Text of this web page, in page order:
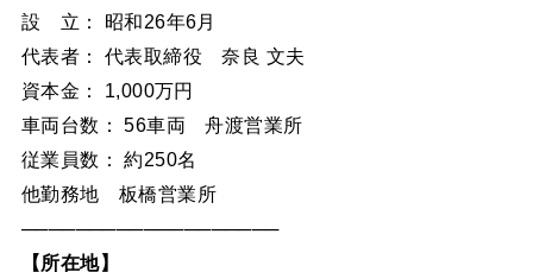
設 立： 昭和26年6月
代表者： 代表取締役 奈良 文夫
資本金： 1,000万円
車両台数： 56車両 舟渡営業所
従業員数： 約250名
他勤務地 板橋営業所
───────────────────
【所在地】